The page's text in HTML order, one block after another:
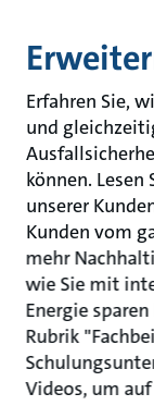
Erfahren Sie,
und
können.
unserer
Kunden vom
mehr
wie Sie mit
Energie
Rubrik
Videos, um